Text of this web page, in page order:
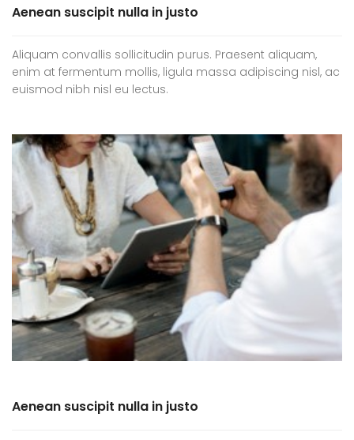
Aenean suscipit nulla in justo
Aliquam convallis sollicitudin purus. Praesent aliquam,
enim at fermentum mollis, ligula massa adipiscing nisl, ac
euismod nibh nisl eu lectus.
Aenean suscipit nulla in justo